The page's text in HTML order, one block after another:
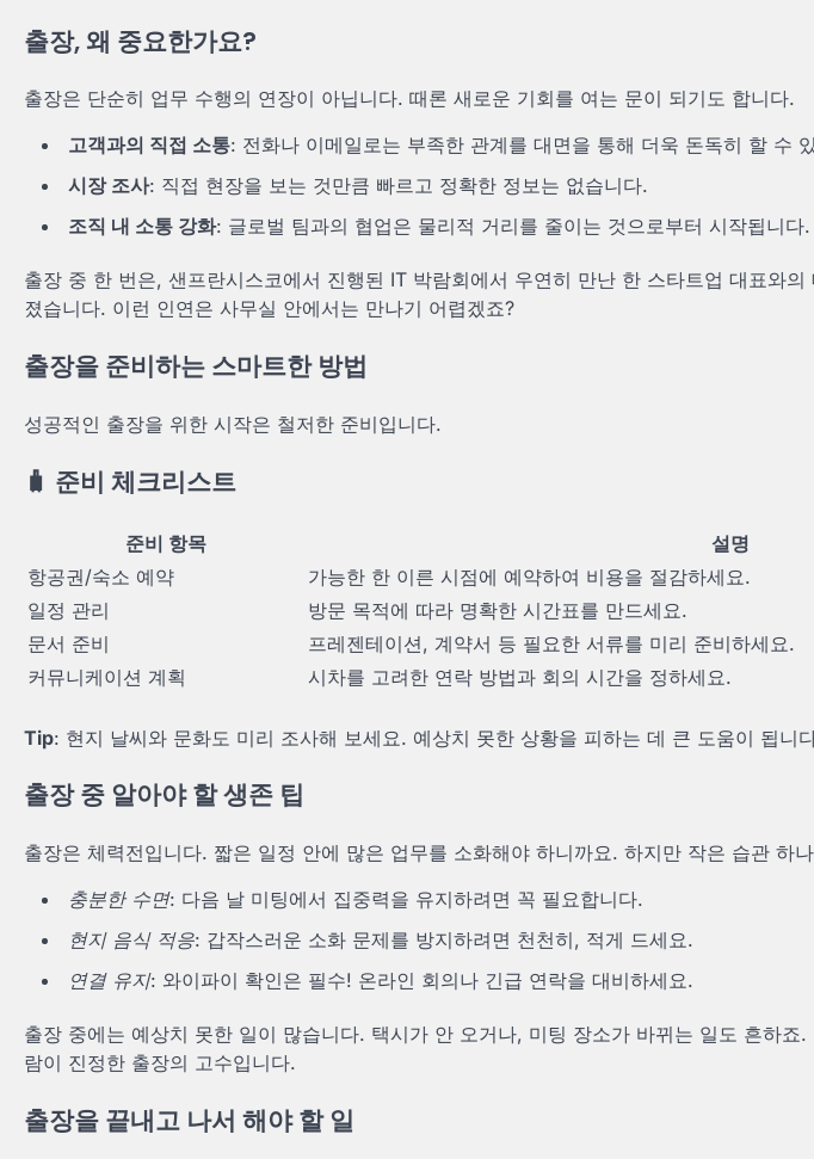
출장, 왜 중요한가요?
출장은 단순히 업무 수행의 연장이 아닙니다. 때론 새로운 기회를 여는 문이 되기도 합니다.
고객과의 직접 소통: 전화나 이메일로는 부족한 관계를 대면을 통해 더욱 돈독히 할 수
시장 조사: 직접 현장을 보는 것만큼 빠르고 정확한 정보는 없습니다.
조직 내 소통 강화: 글로벌 팀과의 협업은 물리적 거리를 줄이는 것으로부터 시작됩니다.
출장 중 한 번은, 샌프란시스코에서 진행된 IT 박람회에서 우연히 만난 한 스타트업 대표와
졌습니다. 이런 인연은 사무실 안에서는 만나기 어렵겠죠?
출장을 준비하는 스마트한 방법
성공적인 출장을 위한 시작은 철저한 준비입니다.
🧳 준비 체크리스트
준비 항목
설명
항공권/숙소 예약
가능한 한 이른 시점에 예약하여 비용을 절감하세요.
일정 관리
방문 목적에 따라 명확한 시간표를 만드세요.
문서 준비
프레젠테이션, 계약서 등 필요한 서류를 미리 준비하세요.
커뮤니케이션 계획
시차를 고려한 연락 방법과 회의 시간을 정하세요.
Tip: 현지 날씨와 문화도 미리 조사해 보세요. 예상치 못한 상황을 피하는 데 큰 도움이 됩니
출장 중 알아야 할 생존 팁
출장은 체력전입니다. 짧은 일정 안에 많은 업무를 소화해야 하니까요. 하지만 작은 습관 하
충분한 수면: 다음 날 미팅에서 집중력을 유지하려면 꼭 필요합니다.
현지 음식 적응: 갑작스러운 소화 문제를 방지하려면 천천히, 적게 드세요.
연결 유지: 와이파이 확인은 필수! 온라인 회의나 긴급 연락을 대비하세요.
출장 중에는 예상치 못한 일이 많습니다. 택시가 안 오거나, 미팅 장소가 바뀌는 일도 흔하
람이 진정한 출장의 고수입니다.
출장을 끝내고 나서 해야 할 일